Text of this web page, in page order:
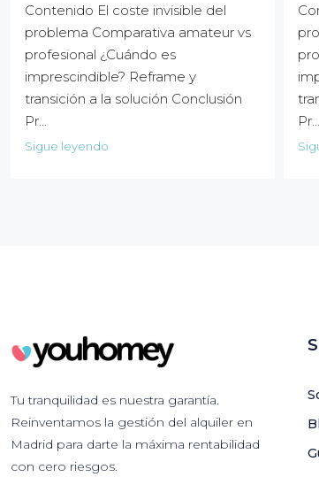
Contenido El coste invisible del
problema Comparativa amateur vs
profesional ¿Cuándo es
imprescindible? Reframe y
transición a la solución Conclusión
Pr…
Sigue leyendo
Pr…
Tu tranquilidad es nuestra garantía.
Reinventamos la gestión del alquiler en
Madrid para darte la máxima rentabilidad
con cero riesgos.